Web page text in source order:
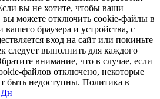
вы не хотите, чтобы ваши
вы можете отключить cookie-файлы в
вашего браузера и устройства, с
вход на сайт или покиньте
следует выполнить для каждого
внимание, что в случае, если
файлов отключено, некоторые
быть недоступны. Политика в